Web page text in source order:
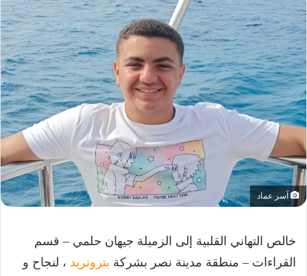
آسر عماد
خالص التهاني القلبية إلى الزميلة جيهان حلمي – قسم
القراءات – منطقة مدينة نصر بشركة بتروتريد ، لنجاح و